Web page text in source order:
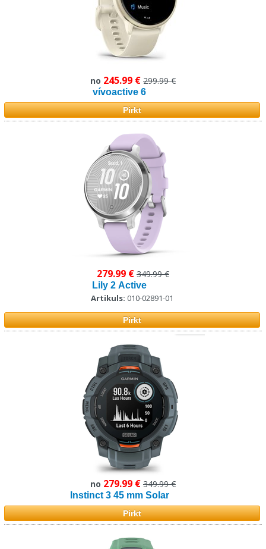
vívoactive 6
no 245.99 € 299.99 €
Pirkt
Lily 2 Active
Artikuls: 010-02891-01
279.99 € 349.99 €
Pirkt
Instinct 3 45 mm Solar
no 279.99 € 349.99 €
Pirkt